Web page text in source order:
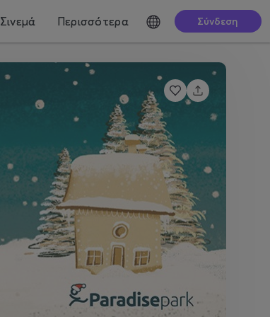
Σινεμά Περισσότερα Σύνδεση